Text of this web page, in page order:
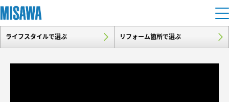
住まい
ライフスタイルで選ぶ リフォーム箇所で選ぶ